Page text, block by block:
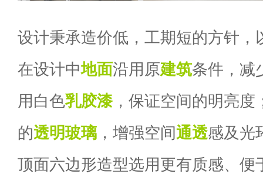
设计秉承造价低，工期短的方针，
在设计中地面沿用原建筑条件，减
用白色乳胶漆，保证空间的明亮度
的透明玻璃 ，增强空间通透感及光
顶面六边形造型选用更有质感、便